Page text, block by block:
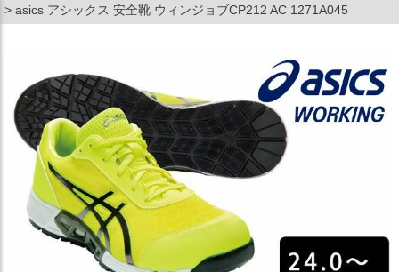
asics アシックス 安全靴 ウィンジョブCP212 AC 1271A045